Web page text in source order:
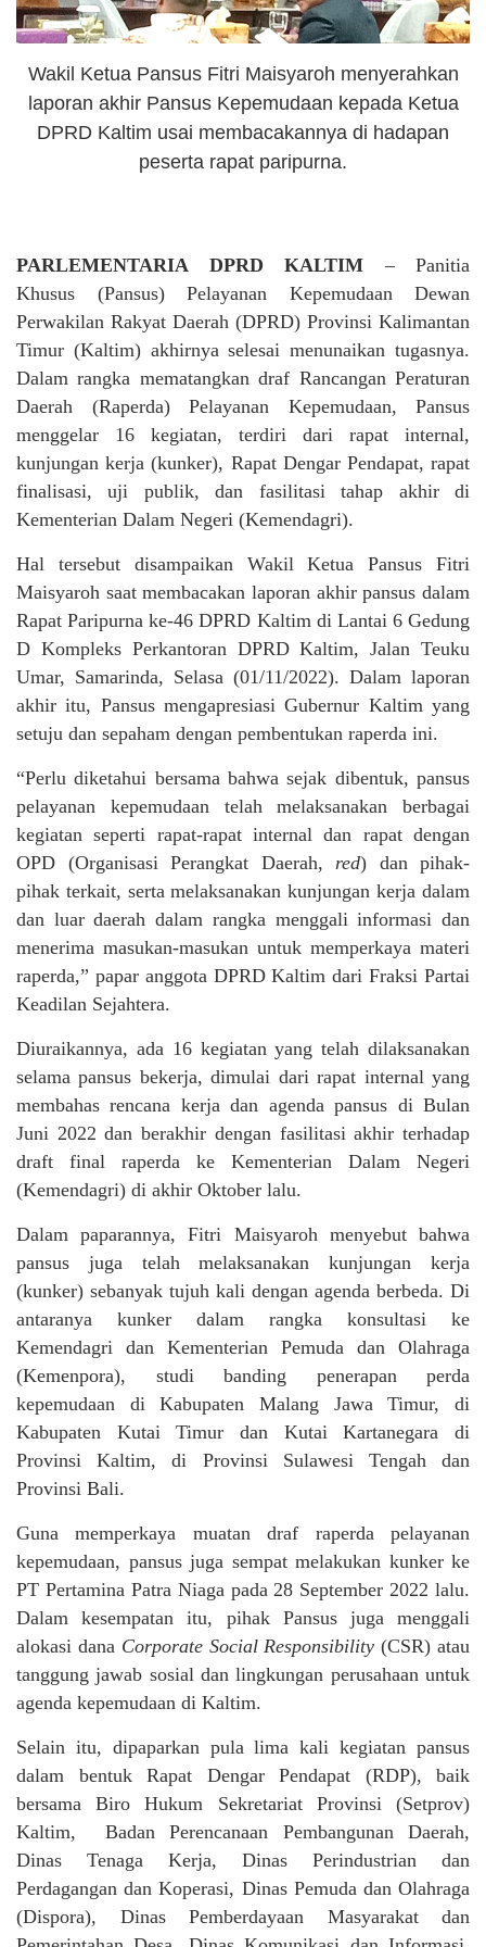
Wakil Ketua Pansus Fitri Maisyaroh menyerahkan
laporan akhir Pansus Kepemudaan kepada Ketua
DPRD Kaltim usai membacakannya di hadapan
peserta rapat paripurna.
PARLEMENTARIA DPRD KALTIM – Panitia
Khusus (Pansus) Pelayanan Kepemudaan Dewan
Perwakilan Rakyat Daerah (DPRD) Provinsi Kalimantan
Timur (Kaltim) akhirnya selesai menunaikan tugasnya.
Dalam rangka mematangkan draf Rancangan Peraturan
Daerah (Raperda) Pelayanan Kepemudaan, Pansus
menggelar 16 kegiatan, terdiri dari rapat internal,
kunjungan kerja (kunker), Rapat Dengar Pendapat, rapat
finalisasi, uji publik, dan fasilitasi tahap akhir di
Kementerian Dalam Negeri (Kemendagri).
Hal tersebut disampaikan Wakil Ketua Pansus Fitri
Maisyaroh saat membacakan laporan akhir pansus dalam
Rapat Paripurna ke-46 DPRD Kaltim di Lantai 6 Gedung
D Kompleks Perkantoran DPRD Kaltim, Jalan Teuku
Umar, Samarinda, Selasa (01/11/2022). Dalam laporan
akhir itu, Pansus mengapresiasi Gubernur Kaltim yang
setuju dan sepaham dengan pembentukan raperda ini.
“Perlu diketahui bersama bahwa sejak dibentuk, pansus
pelayanan kepemudaan telah melaksanakan berbagai
kegiatan seperti rapat-rapat internal dan rapat dengan
OPD (Organisasi Perangkat Daerah, red) dan pihak-
pihak terkait, serta melaksanakan kunjungan kerja dalam
dan luar daerah dalam rangka menggali informasi dan
menerima masukan-masukan untuk memperkaya materi
raperda,” papar anggota DPRD Kaltim dari Fraksi Partai
Keadilan Sejahtera.
Diuraikannya, ada 16 kegiatan yang telah dilaksanakan
selama pansus bekerja, dimulai dari rapat internal yang
membahas rencana kerja dan agenda pansus di Bulan
Juni 2022 dan berakhir dengan fasilitasi akhir terhadap
draft final raperda ke Kementerian Dalam Negeri
(Kemendagri) di akhir Oktober lalu.
Dalam paparannya, Fitri Maisyaroh menyebut bahwa
pansus juga telah melaksanakan kunjungan kerja
(kunker) sebanyak tujuh kali dengan agenda berbeda. Di
antaranya kunker dalam rangka konsultasi ke
Kemendagri dan Kementerian Pemuda dan Olahraga
(Kemenpora), studi banding penerapan perda
kepemudaan di Kabupaten Malang Jawa Timur, di
Kabupaten Kutai Timur dan Kutai Kartanegara di
Provinsi Kaltim, di Provinsi Sulawesi Tengah dan
Provinsi Bali.
Guna memperkaya muatan draf raperda pelayanan
kepemudaan, pansus juga sempat melakukan kunker ke
PT Pertamina Patra Niaga pada 28 September 2022 lalu.
Dalam kesempatan itu, pihak Pansus juga menggali
alokasi dana Corporate Social Responsibility (CSR) atau
tanggung jawab sosial dan lingkungan perusahaan untuk
agenda kepemudaan di Kaltim.
Selain itu, dipaparkan pula lima kali kegiatan pansus
dalam bentuk Rapat Dengar Pendapat (RDP), baik
bersama Biro Hukum Sekretariat Provinsi (Setprov)
Kaltim, Badan Perencanaan Pembangunan Daerah,
Dinas Tenaga Kerja, Dinas Perindustrian dan
Perdagangan dan Koperasi, Dinas Pemuda dan Olahraga
(Dispora), Dinas Pemberdayaan Masyarakat dan